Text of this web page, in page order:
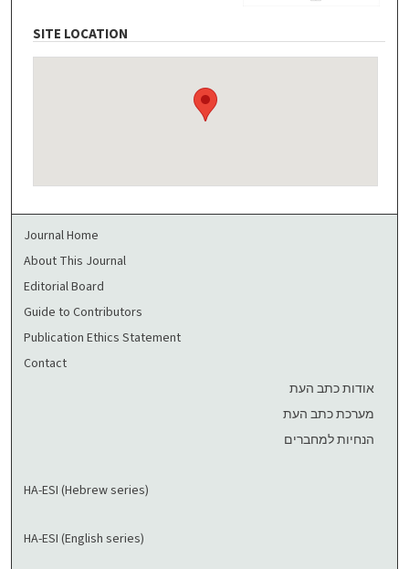
SITE LOCATION
Journal Home
About This Journal
Editorial Board
Guide to Contributors
Publication Ethics Statement
Contact
אודות כתב העת
מערכת כתב העת
הנחיות למחברים
HA-ESI (Hebrew series)
HA-ESI (English series)